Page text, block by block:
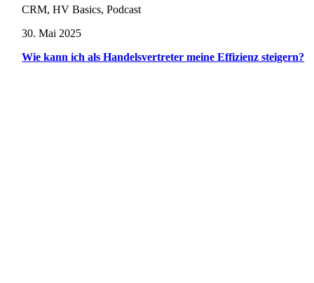
CRM, HV Basics, Podcast
30. Mai 2025
Wie kann ich als Handelsvertreter meine Effizienz steigern?